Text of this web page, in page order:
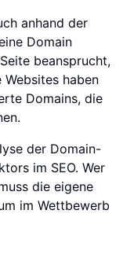
anhand der
Domain
beansprucht,
haben
Domains, die
der Domain-
im SEO. Wer
die eigene
im Wettbewerb